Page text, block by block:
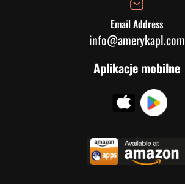
Email Address
info@amerykapl.com
Aplikacje mobilne